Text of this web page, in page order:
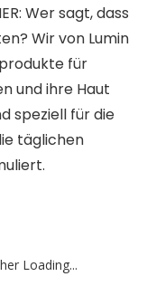
Wer sagt, dass
Wir von Lumin
für
und ihre Haut
speziell für die
täglichen
Loading...